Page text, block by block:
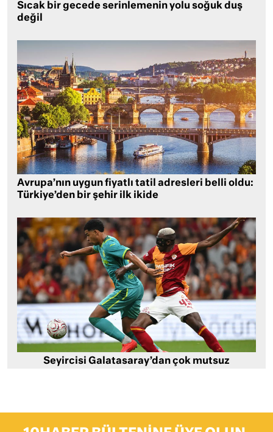
Sıcak bir gecede serinlemenin yolu soğuk duş
değil
Avrupa’nın uygun fiyatlı tatil adresleri belli oldu:
Türkiye’den bir şehir ilk ikide
Seyircisi Galatasaray’dan çok mutsuz